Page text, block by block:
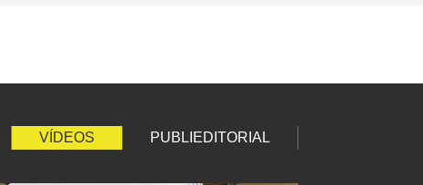
VÍDEOS PUBLIEDITORIAL